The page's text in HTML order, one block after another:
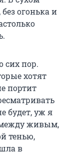
огонька и
сих пор.
хотят
портит
будет, уж я
живым,
тенью,
в